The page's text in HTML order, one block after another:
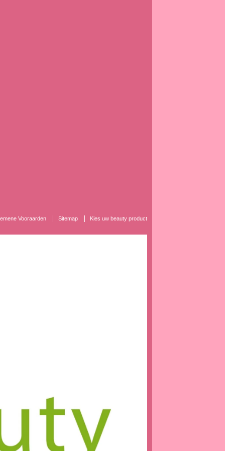
Vooraarden Sitemap Kies uw beauty product